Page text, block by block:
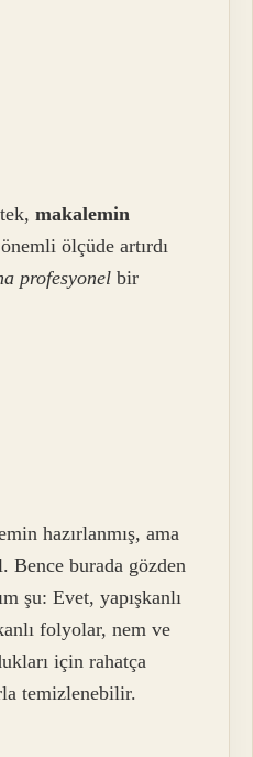
makalemin
önemli ölçüde artırdı
profesyonel bir
hazırlanmış, ama
Bence burada gözden
şu: Evet, yapışkanlı
folyolar, nem ve
için rahatça
temizlenebilir.